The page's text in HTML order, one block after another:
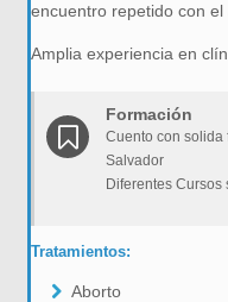
encuentro repetido con el
Amplia experiencia en
Formación
Cuento con solida
Salvador
Diferentes
Tratamientos:
Aborto